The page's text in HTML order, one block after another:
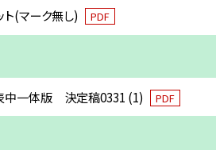
ト(マーク無し) PDF
表中一体版 決定稿0331 (1) PDF